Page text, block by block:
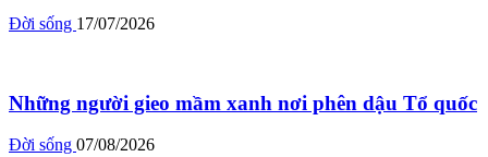
Đời sống 17/07/2026
Những người gieo mầm xanh nơi phên dậu Tổ quốc
Đời sống 07/08/2026